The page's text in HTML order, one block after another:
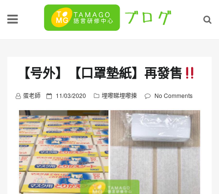
【号外】【口罩墊紙】再發售
蛋老師
P
s
t
e
d
o
n
11/03/2020 埋嚟睇埋嚟揀 No Comments